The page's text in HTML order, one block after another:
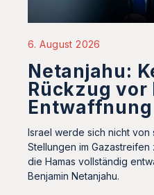
6. August 2026
Netanjahu:
Rückzug vor
Entwaffnung
Israel werde sich nicht
Stellungen im
die Hamas vollständig
Benjamin Netanjahu.